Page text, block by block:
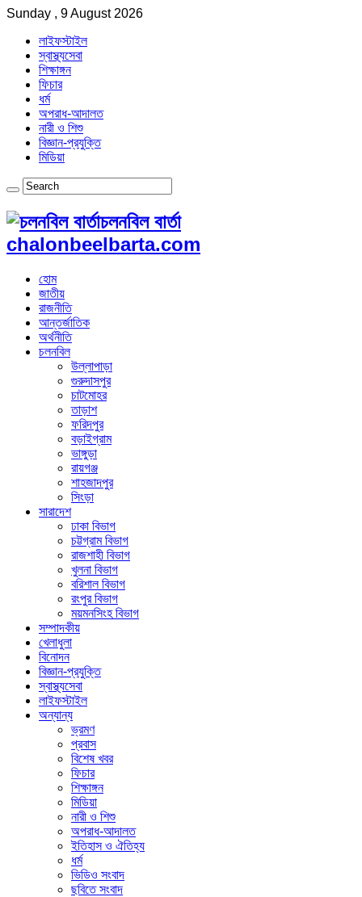
Sunday , 9 August 2026
লাইফস্টাইল
স্বাস্থ্যসেবা
শিক্ষাঙ্গন
ফিচার
ধর্ম
অপরাধ-আদালত
নারী ও শিশু
বিজ্ঞান-প্রযুক্তি
মিডিয়া
চলনবিল বার্তা
chalonbeelbarta.com
হোম
জাতীয়
রাজনীতি
আন্তর্জাতিক
অর্থনীতি
চলনবিল
উল্লাপাড়া
গুরুদাসপুর
চাটমোহর
তাড়াশ
ফরিদপুর
বড়াইগ্রাম
ভাঙ্গুড়া
রায়গঞ্জ
শাহজাদপুর
সিংড়া
সারাদেশ
ঢাকা বিভাগ
চট্টগ্রাম বিভাগ
রাজশাহী বিভাগ
খুলনা বিভাগ
বরিশাল বিভাগ
রংপুর বিভাগ
ময়মনসিংহ বিভাগ
সম্পাদকীয়
খেলাধুলা
বিনোদন
বিজ্ঞান-প্রযুক্তি
স্বাস্থ্যসেবা
লাইফস্টাইল
অন্যান্য
ভ্রমণ
প্রবাস
বিশেষ খবর
ফিচার
শিক্ষাঙ্গন
মিডিয়া
নারী ও শিশু
অপরাধ-আদালত
ইতিহাস ও ঐতিহ্য
ধর্ম
ভিডিও সংবাদ
ছবিতে সংবাদ